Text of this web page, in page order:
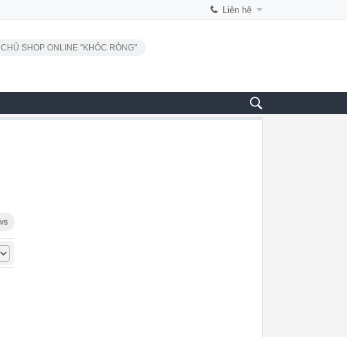
Liên hệ
CHỦ SHOP ONLINE "KHÓC RÒNG"